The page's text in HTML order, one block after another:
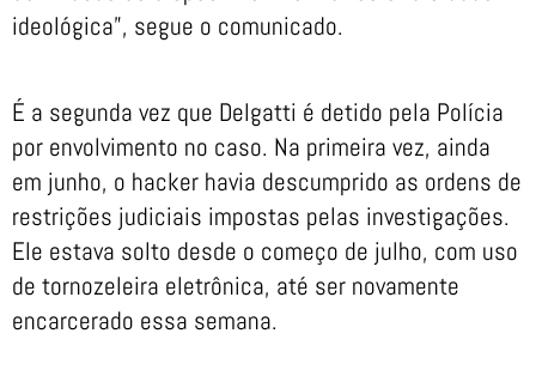
ideológica”, segue o comunicado.
É a segunda vez que Delgatti é detido pela Polícia
por envolvimento no caso. Na primeira vez, ainda
em junho, o hacker havia descumprido as ordens de
restrições judiciais impostas pelas investigações.
Ele estava solto desde o começo de julho, com uso
de tornozeleira eletrônica, até ser novamente
encarcerado essa semana.